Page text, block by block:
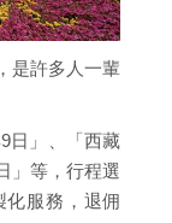
是許多人一輩
日」、「西藏
」等，行程選
化服務，退佣